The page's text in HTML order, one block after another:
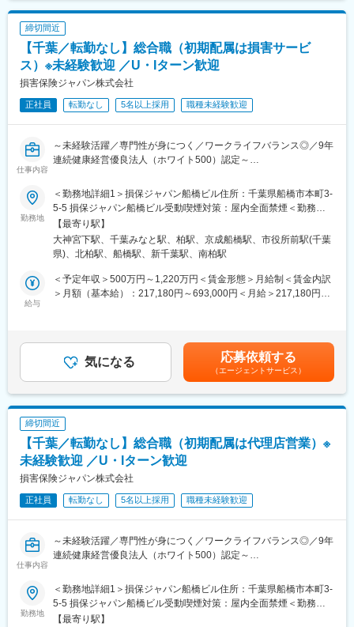
任が求められるからこそ、顧客の期待に応えられた時の喜びやや
りがいが大きい仕事です。
■組織体制：
当社の社員の約3割が中途入社であり、様々なバックグラウンドを
持つメンバーが活躍しています。営業、販売、サービス業など多
がら金融業界でキャリアを築いています。
ております。定量目標や残業を無くす働き方や就業時間を最大1時
間30分短縮することができる育児短時間勤務等が導入されてお
す。
■研修制度：
入社後は2週間ほど本社（東京都）にて座学研修を行っており、未
経験であっても基礎から金融の専門知識を学ぶことができます。
その後現場配属となり、メンターのフォローのもとOJT形式で業
■企業の特徴/魅力：
岡三証券は創業100周年を迎えた老舗の証券会社であり、独立系
に進化を続ける企業文化が魅力です。
変更の範囲：会社の定める業務
締切間近
【千葉／転勤なし】総合職（初期配属は損害サービ
ス）※未経験歓迎 ／U・Iターン歓迎
損害保険ジャパン株式会社
正社員 転勤なし 5名以上採用 職種未経験歓迎
仕事内容
～未経験活躍／専門性が身につく／ワークライフバランス◎／9年
連続健康経営優良法人（ホワイト500）認定～
事故受付から損害調査、事故の相手方との交渉などを行い、保険
金のお支払いまでを担当いただきます。お客様にとってマイナス
な出来事に対し、日常生活へ戻るためのお力添えができるため、
直接感謝の言葉をいただくこともあるやりがいを感じられる業務
です。専門知識を学びながら成長できる環境が整っており、キャ
リアアップを目指していただけます。
■職務詳細
・事故の受付対応および詳細確認
・関連書類の作成および管理
■入社後の流れ
「キャリア採用社員向け入社式」では、会社紹介や企業文化、制
の大切な機会となります。入社後も、業務に必要な知識やスキル
を幅広く学べる導入研修、そしてOJTによる実践的な指導を行い
ます。OJT担当の先輩社員が丁寧にサポートするため、未経験の
方でも安心して業務を習得できます。さらに、定期的な勉強会や
研修も充実しており、専門知識を着実に身につけ、継続的な成長
■働き方
で、家庭と仕事の両立を実現できます。デジタルツールを活用し
た効率的な業務プロセスの導入により、生産性の高い働き方が推
■キャリアパス
社員一人ひとりのキャリア形成を支援するさまざまな制度が整っ
ています。ジョブ・チャレンジ制度やキャリア・トランスファー
勤務地
＜勤務地詳細1＞損保ジャパン船橋ビル住所：千葉県船橋市本町3-
5-5 損保ジャパン船橋ビル受動喫煙対策：屋内全面禁煙＜勤務地
詳細2＞損保ジャパン千葉ビル住所：千葉県千葉市中央区千葉港8-
4 損保ジャパン千葉ビル受動喫煙対策：屋内全面禁煙＜勤務地詳
細3＞柏セントラルプラザ業務棟住所：千葉県柏市中央町1-1 柏セ
会社の定める事業所（リモートワーク含む）
【最寄り駅】
大神宮下駅、千葉みなと駅、柏駅、京成船橋駅、市役所前駅(千葉
県)、北柏駅、船橋駅、新千葉駅、南柏駅
給与
＜予定年収＞500万円～1,220万円＜賃金形態＞月給制＜賃金内訳
＞月額（基本給）：217,180円～693,000円＜月給＞217,180円～
の入社時の想定年収は500万（月給217,180円）～780万円（月給
335,000円）となります。賃金はあくまでも目安の金額であり、
選考を通じて上下する可能性があります。月給(月額)は固定手当を
含めた表記です。
気になる 応募依頼する
（エージェントサービス）
締切間近
【千葉／転勤なし】総合職（初期配属は代理店営業）※
未経験歓迎 ／U・Iターン歓迎
損害保険ジャパン株式会社
正社員 転勤なし 5名以上採用 職種未経験歓迎
仕事内容
～未経験活躍／専門性が身につく／ワークライフバランス◎／9年
連続健康経営優良法人（ホワイト500）認定～
代理店とともにお客さまのさまざまなリスクを分析し、最適なソ
リューションを提供します。保険商品だけでなく、グループ各社
と連携した各種サービスの提案や、事故を未然に防ぐための提案
勤務地
＜勤務地詳細1＞損保ジャパン船橋ビル住所：千葉県船橋市本町3-
5-5 損保ジャパン船橋ビル受動喫煙対策：屋内全面禁煙＜勤務地
詳細2＞損保ジャパン千葉ビル住所：千葉県千葉市中央区千葉港8-
【最寄り駅】